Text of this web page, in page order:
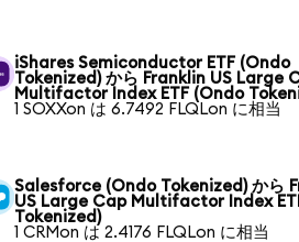
iShares Semiconductor ETF (Ondo
Tokenized) から Franklin US Large
Multifactor Index ETF (Ondo
1 SOXXon は 6.7492 FLQLon に相当
Salesforce (Ondo Tokenized) から
US Large Cap Multifactor Index
Tokenized)
1 CRMon は 2.4176 FLQLon に相当